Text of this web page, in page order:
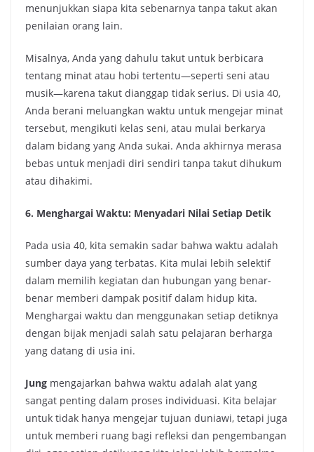
menunjukkan siapa kita sebenarnya tanpa takut akan
penilaian orang lain.
Misalnya, Anda yang dahulu takut untuk berbicara
tentang minat atau hobi tertentu—seperti seni atau
musik—karena takut dianggap tidak serius. Di usia 40,
Anda berani meluangkan waktu untuk mengejar minat
tersebut, mengikuti kelas seni, atau mulai berkarya
dalam bidang yang Anda sukai. Anda akhirnya merasa
bebas untuk menjadi diri sendiri tanpa takut dihukum
atau dihakimi.
6. Menghargai Waktu: Menyadari Nilai Setiap Detik
Pada usia 40, kita semakin sadar bahwa waktu adalah
sumber daya yang terbatas. Kita mulai lebih selektif
dalam memilih kegiatan dan hubungan yang benar-
benar memberi dampak positif dalam hidup kita.
Menghargai waktu dan menggunakan setiap detiknya
dengan bijak menjadi salah satu pelajaran berharga
yang datang di usia ini.
Jung mengajarkan bahwa waktu adalah alat yang
sangat penting dalam proses individuasi. Kita belajar
untuk tidak hanya mengejar tujuan duniawi, tetapi juga
untuk memberi ruang bagi refleksi dan pengembangan